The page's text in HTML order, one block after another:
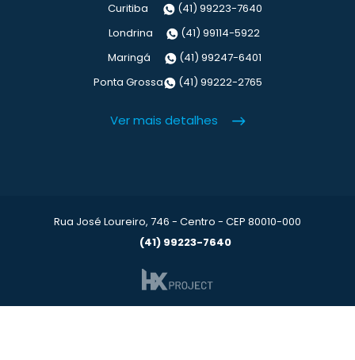
Curitiba
(41) 99223-7640
Londrina
(41) 99114-5922
Maringá
(41) 99247-6401
Ponta Grossa
(41) 99222-2765
Ver mais detalhes
Rua José Loureiro, 746 - Centro - CEP 80010-000
(41) 99223-7640